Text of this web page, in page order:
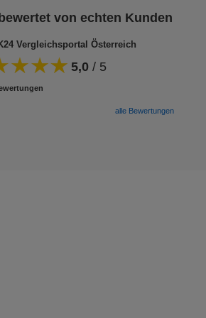
von echten Kunden
Vergleichsportal Österreich
5,0 / 5
alle Bewertungen